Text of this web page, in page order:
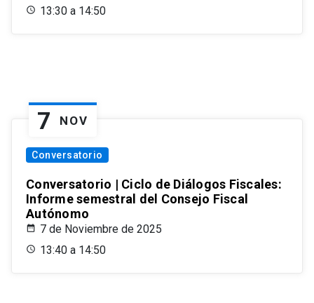
13:30 a 14:50
7 NOV
Conversatorio
Conversatorio | Ciclo de Diálogos Fiscales:
Informe semestral del Consejo Fiscal
Autónomo
7 de Noviembre de 2025
13:40 a 14:50